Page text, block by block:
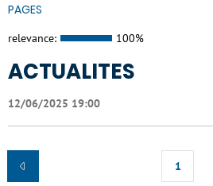
PAGES
relevance: 100%
ACTUALITES
12/06/2025 19:00
1